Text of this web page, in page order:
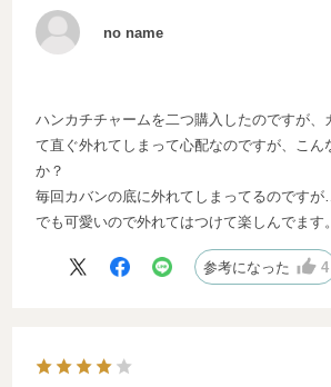
no name
ハンカチチャームを二つ購入したのですが、
て直ぐ外れてしまって心配なのですが、こん
か？
毎回カバンの底に外れてしまってるのです
でも可愛いので外れてはつけて楽しんでます。
参考になった 4